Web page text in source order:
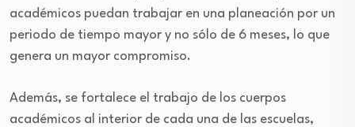
académicos puedan trabajar en una planeación por un
periodo de tiempo mayor y no sólo de 6 meses, lo que
genera un mayor compromiso.
Además, se fortalece el trabajo de los cuerpos
académicos al interior de cada una de las escuelas,